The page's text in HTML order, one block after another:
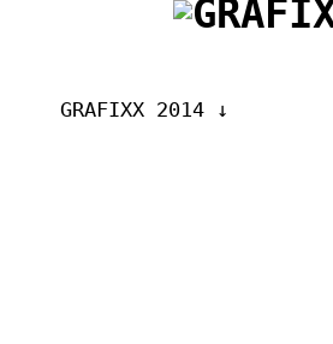
GRAFIXX 2014